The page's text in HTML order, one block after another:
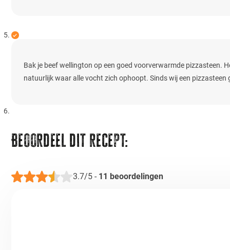
Bak je beef wellington op een goed voorverwarmde pizzasteen.
natuurlijk waar alle vocht zich ophoopt. Sinds wij een
Beoordeel dit recept:
3.7/5- 11 beoordelingen